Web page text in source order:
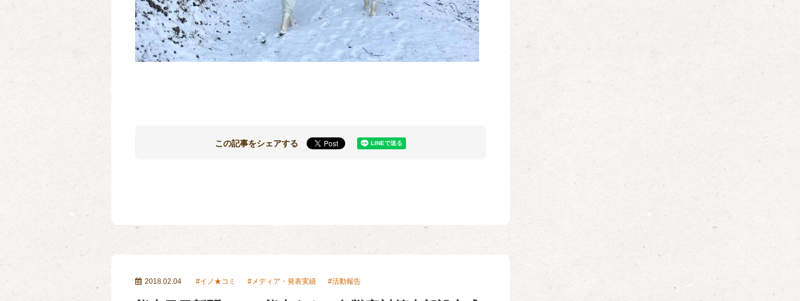
この記事をシェアする
2018.02.04 イノ★コミ メディア・発表実績 活動報告